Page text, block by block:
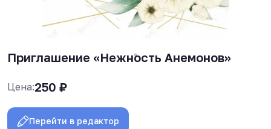
Приглашение «Нежность Анемонов»
Цена:250 ₽
Перейти в редактор